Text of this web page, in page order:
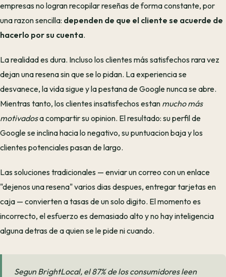
empresas no logran recopilar reseñas de forma constante, por
una razon sencilla: dependen de que el cliente se acuerde de
hacerlo por su cuenta.
La realidad es dura. Incluso los clientes más satisfechos rara vez
dejan una resena sin que se lo pidan. La experiencia se
desvanece, la vida sigue y la pestana de Google nunca se abre.
Mientras tanto, los clientes insatisfechos estan mucho más
motivadosa compartir su opinion. El resultado: su perfil de
Google se inclina hacia lo negativo, su puntuacion baja y los
clientes potenciales pasan de largo.
Las soluciones tradicionales — enviar un correo con un enlace
"dejenos una resena" varios dias despues, entregar tarjetas en
caja — convierten a tasas de un solo digito. El momento es
incorrecto, el esfuerzo es demasiado alto y no hay inteligencia
alguna detras de a quien se le pide ni cuando.
Segun BrightLocal, el 87% de los consumidores leen